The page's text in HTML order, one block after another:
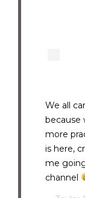
We all
because
more
is here,
me
channel